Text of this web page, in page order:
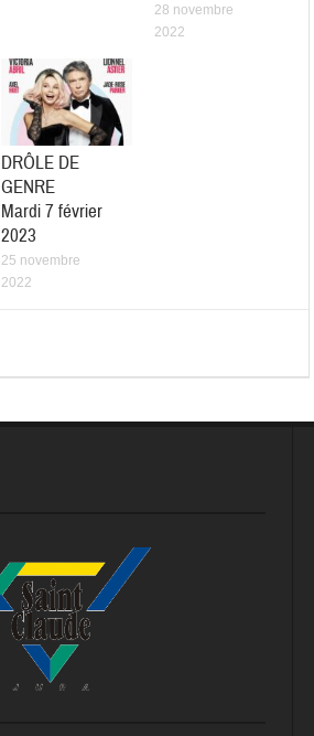
28 novembre
2022
DRÔLE DE
GENRE
Mardi 7 février
2023
25 novembre
2022